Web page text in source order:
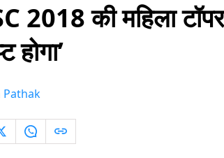
2018 की महिला
होगा’
Pathak